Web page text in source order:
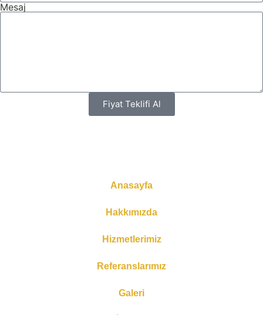
Mesaj
Fiyat Teklifi Al
Anasayfa
Hakkımızda
Hizmetlerimiz
Referanslarımız
Galeri